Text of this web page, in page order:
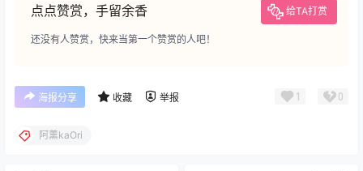
点点赞赏，手留余香 给TA打赏
还没有人赞赏，快来当第一个赞赏的人吧！
海报分享 收藏 举报 1 0
阿薰kaOri